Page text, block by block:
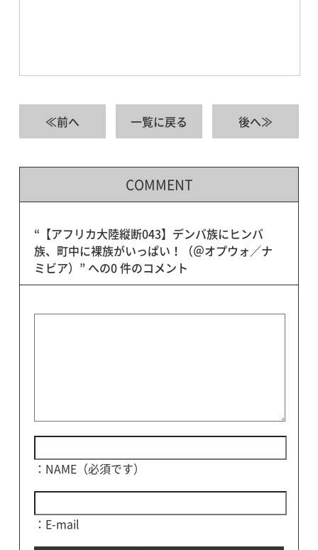
≪前へ 一覧に戻る 後へ≫
COMMENT
“【アフリカ大陸縦断043】デンバ族にヒンバ
族、町中に裸族がいっぱい！（＠オプウォ／ナ
ミビア）” への0 件のコメント
：NAME（必須です）
：E-mail